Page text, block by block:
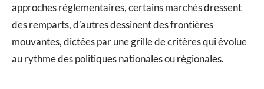
approches réglementaires, certains marchés dressent
des remparts, d’autres dessinent des frontières
mouvantes, dictées par une grille de critères qui évolue
au rythme des politiques nationales ou régionales.